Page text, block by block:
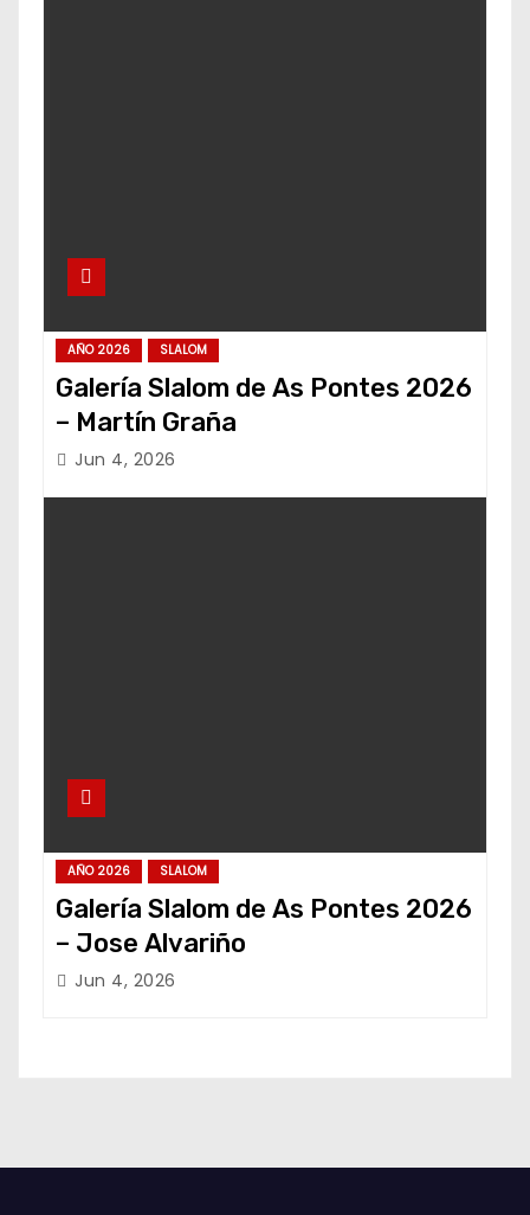
AÑO 2026 SLALOM
Galería Slalom de As Pontes 2026
– Martín Graña
Jun 4, 2026
AÑO 2026 SLALOM
Galería Slalom de As Pontes 2026
– Jose Alvariño
Jun 4, 2026